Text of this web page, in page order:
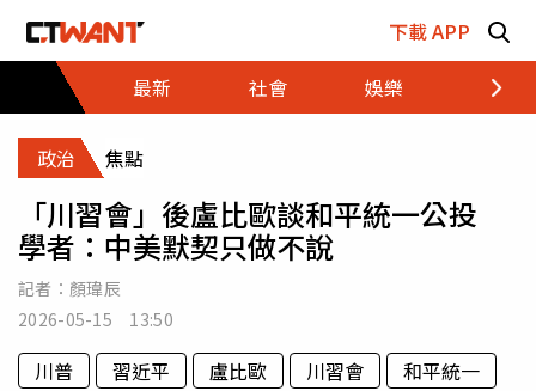
下載 APP
最新
社會 娛樂 財經
政治 焦點
「川習會」後盧比歐談和平統一公投
學者：中美默契只做不說
記者： 顏瑋辰
2026-05-15 13:50
川普 習近平 盧比歐 川習會 和平統一